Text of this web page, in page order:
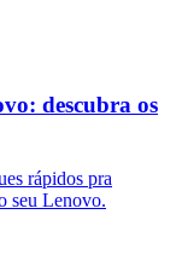
descubra os
rápidos pra
seu Lenovo.